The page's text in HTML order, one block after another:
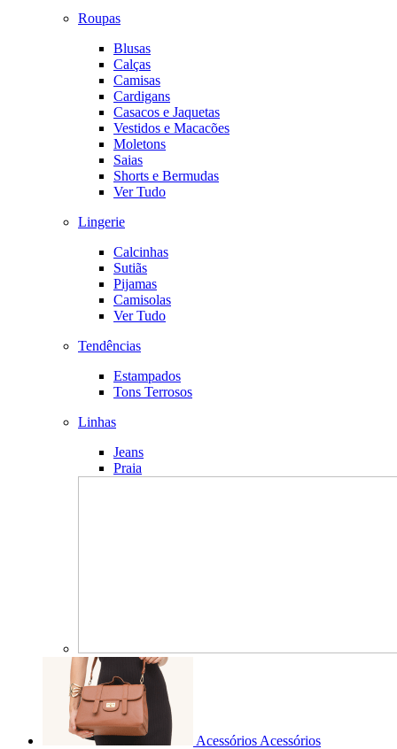
Roupas
Blusas
Calças
Camisas
Cardigans
Casacos e Jaquetas
Vestidos e Macacões
Moletons
Saias
Shorts e Bermudas
Ver Tudo
Lingerie
Calcinhas
Sutiãs
Pijamas
Camisolas
Ver Tudo
Tendências
Estampados
Tons Terrosos
Linhas
Jeans
Praia
Acessórios Acessórios